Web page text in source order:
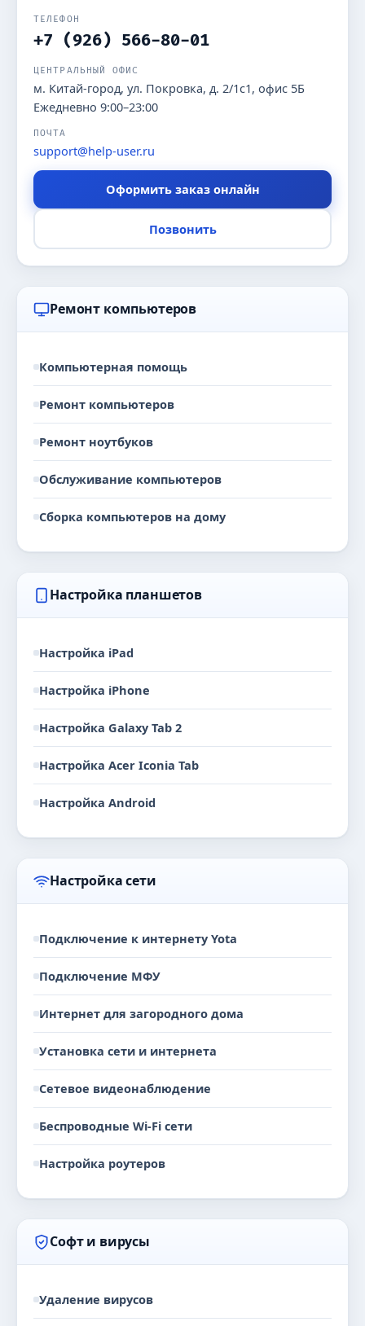
ТЕЛЕФОН
+7 (926) 566-80-01
ЦЕНТРАЛЬНЫЙ ОФИС
м. Китай-город, ул. Покровка, д. 2/1с1, офис 5Б
Ежедневно 9:00–23:00
ПОЧТА
support@help-user.ru
Оформить заказ онлайн
Позвонить
Ремонт компьютеров
Компьютерная помощь
Ремонт компьютеров
Ремонт ноутбуков
Обслуживание компьютеров
Сборка компьютеров на дому
Настройка планшетов
Настройка iPad
Настройка iPhone
Настройка Galaxy Tab 2
Настройка Acer Iconia Tab
Настройка Android
Настройка сети
Подключение к интернету Yota
Подключение МФУ
Интернет для загородного дома
Установка сети и интернета
Сетевое видеонаблюдение
Беспроводные Wi-Fi сети
Настройка роутеров
Софт и вирусы
Удаление вирусов